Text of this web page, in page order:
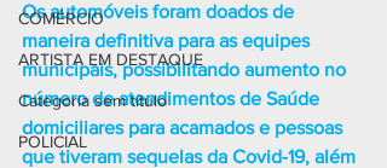
COMÉRCIO
ARTISTA EM DESTAQUE
Categoria sem título
POLICIAL
Os automóveis foram doados de
maneira definitiva para as equipes
municipais, possibilitando aumento no
número de atendimentos de Saúde
domiciliares para acamados e pessoas
que tiveram sequelas da Covid-19, além